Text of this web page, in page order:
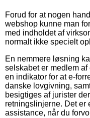
Forud for at nogen
webshop kunne man
med indholdet af
normalt ikke specielt
En nemmere løsning
selskabet er medlem
en indikator for at e-
danske lovgivning,
besigtiges af jurister
retningslinjerne. Det er
assistance, når du